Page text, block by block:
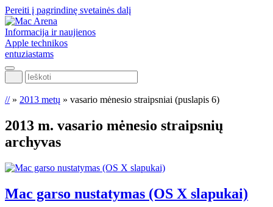
Pereiti į pagrindinę svetainės dalį
Informacija ir naujienos
Apple technikos
entuziastams
Ieškoti
//» 2013 metų » vasario mėnesio straipsniai (puslapis 6)
2013 m. vasario mėnesio straipsnių
archyvas
Mac garso nustatymas (OS X slapukai)